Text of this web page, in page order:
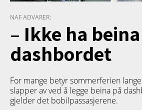
NAF ADVARER:
– Ikke ha
dashbordet
For mange betyr sommerferien
slapper av ved å legge beina på
gjelder det bobilpassasjerene.